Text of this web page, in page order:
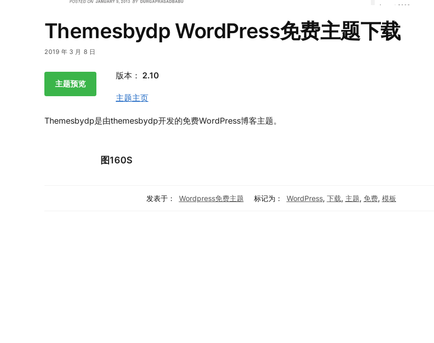
Themesbydp WordPress免费主题下载
2019 年 3 月 8 日
主题预览
版本： 2.10
主题主页
Themesbydp是由themesbydp开发的免费WordPress博客主题。
图160S
发表于： Wordpress免费主题 标记为： WordPress, 下载, 主题, 免费, 模板